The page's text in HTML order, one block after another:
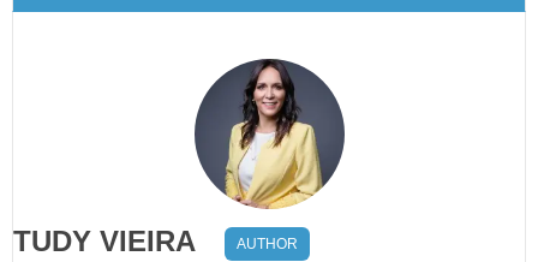
TUDY VIEIRA AUTHOR